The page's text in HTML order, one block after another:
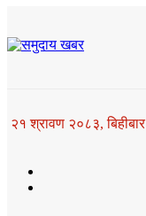
२१ श्रावण २०८३, बिहीबार